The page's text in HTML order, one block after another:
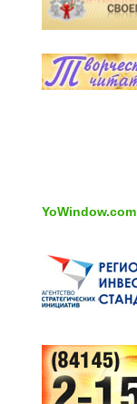
YoWindow.com